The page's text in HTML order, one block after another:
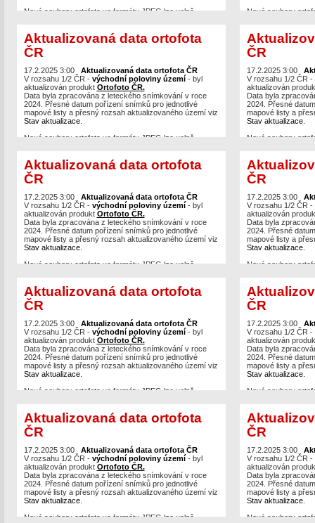
Nové soubory ortofota ve formátu JPEG lze volně
bezešvé mozaiky.
Prohlížecí služby Ortofoto
například v aplikacíchGeoprohlížečneboNahlížení do
KN.
Nové soubory
bezešvé mozaiky.
Prohlížecí služby
například v
KN.
Aktualizovaná data ortofota
ČR
17.2.2025 3:00 Aktualizovaná data ortofota ČR
V rozsahu 1/2 ČR - východní poloviny území- byl
aktualizován produkt Ortofoto ČR.
Data byla zpracována z leteckého snímkování v roce
2024. Přesné datum pořízení snímků pro jednotlivé
mapové listy a přesný rozsah aktualizovaného území viz
Stav aktualizace.
Nové soubory ortofota ve formátu JPEG lze volně
bezešvé mozaiky.
Prohlížecí služby Ortofoto
například v aplikacíchGeoprohlížečneboNahlížení do
KN.
ČR
17.2.2025 3:00
V rozsahu 1/2 ČR -
aktualizován
Data byla
2024. Přesné
mapové listy a
Stav aktualizace.
Nové soubory
bezešvé mozaiky.
Prohlížecí služby
například v
KN.
Aktualizovaná data ortofota
ČR
17.2.2025 3:00 Aktualizovaná data ortofota ČR
V rozsahu 1/2 ČR - východní poloviny území- byl
aktualizován produkt Ortofoto ČR.
Data byla zpracována z leteckého snímkování v roce
2024. Přesné datum pořízení snímků pro jednotlivé
mapové listy a přesný rozsah aktualizovaného území viz
Stav aktualizace.
Nové soubory ortofota ve formátu JPEG lze volně
bezešvé mozaiky.
Prohlížecí služby Ortofoto
například v aplikacíchGeoprohlížečneboNahlížení do
KN.
ČR
17.2.2025 3:00
V rozsahu 1/2 ČR -
aktualizován
Data byla
2024. Přesné
mapové listy a
Stav aktualizace.
Nové soubory
bezešvé mozaiky.
Prohlížecí služby
například v
KN.
Aktualizovaná data ortofota
ČR
17.2.2025 3:00 Aktualizovaná data ortofota ČR
V rozsahu 1/2 ČR - východní poloviny území- byl
aktualizován produkt Ortofoto ČR.
Data byla zpracována z leteckého snímkování v roce
2024. Přesné datum pořízení snímků pro jednotlivé
mapové listy a přesný rozsah aktualizovaného území viz
Stav aktualizace.
Nové soubory ortofota ve formátu JPEG lze volně
bezešvé mozaiky.
Prohlížecí služby Ortofoto
například v aplikacíchGeoprohlížečneboNahlížení do
KN.
ČR
17.2.2025 3:00
V rozsahu 1/2 ČR -
aktualizován
Data byla
2024. Přesné
mapové listy a
Stav aktualizace.
Nové soubory
bezešvé mozaiky.
Prohlížecí služby
například v
KN.
Aktualizovaná data ortofota
ČR
17.2.2025 3:00 Aktualizovaná data ortofota ČR
V rozsahu 1/2 ČR - východní poloviny území- byl
aktualizován produkt Ortofoto ČR.
Data byla zpracována z leteckého snímkování v roce
2024. Přesné datum pořízení snímků pro jednotlivé
mapové listy a přesný rozsah aktualizovaného území viz
Stav aktualizace.
Nové soubory ortofota ve formátu JPEG lze volně
ČR
17.2.2025 3:00
V rozsahu 1/2 ČR -
aktualizován
Data byla
2024. Přesné
mapové listy a
Stav aktualizace.
Nové soubory